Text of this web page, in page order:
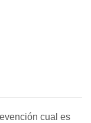
cual es